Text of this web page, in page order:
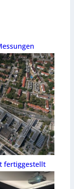
fertiggestellt